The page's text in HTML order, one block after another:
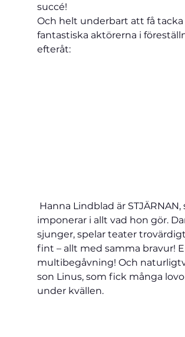
succé!
Och helt underbart att få tacka
fantastiska aktörerna i
efteråt:
Hanna Lindblad är STJÄRNAN,
imponerar i allt vad hon gör.
sjunger, spelar teater
fint – allt med samma bravur!
multibegåvning! Och
son Linus, som fick många
under kvällen.